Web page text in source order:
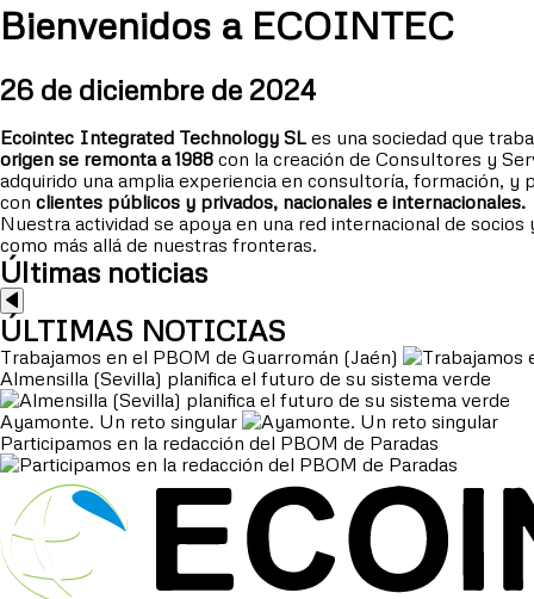
Bienvenidos a ECOINTEC
26 de diciembre de 2024
Ecointec Integrated Technology SL es una sociedad que
origen se remonta a 1988 con la creación de Consultores y
adquirido una amplia experiencia en consultoría, formación, y
con clientes públicos y privados, nacionales e internacionales.
Nuestra actividad se apoya en una red internacional de
como más allá de nuestras fronteras.
Últimas noticias
ÚLTIMAS NOTICIAS
Trabajamos en el PBOM de Guarromán (Jaén)
Almensilla (Sevilla) planifica el futuro de su sistema verde
Ayamonte. Un reto singular
Participamos en la redacción del PBOM de Paradas